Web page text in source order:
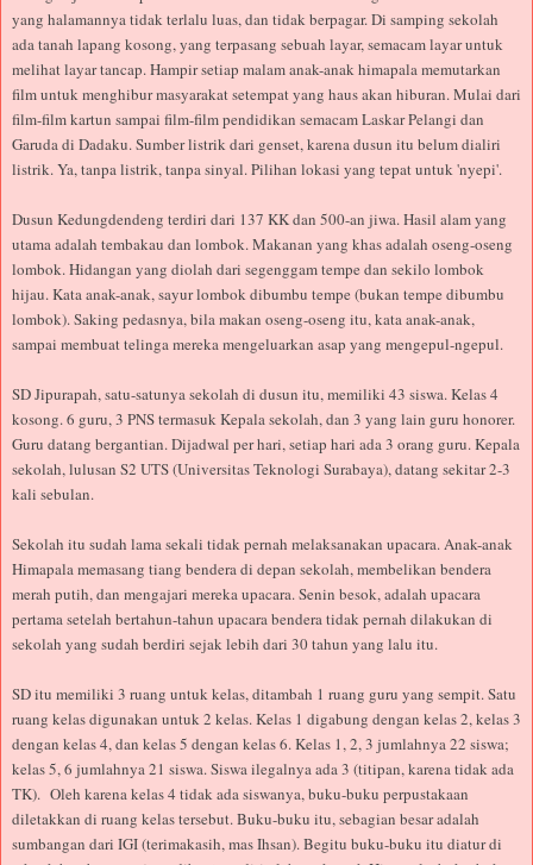
yang halamannya tidak terlalu luas, dan tidak berpagar. Di samping sekolah
ada tanah lapang kosong, yang terpasang sebuah layar, semacam layar untuk
melihat layar tancap. Hampir setiap malam anak-anak himapala memutarkan
film untuk menghibur masyarakat setempat yang haus akan hiburan. Mulai dari
film-film kartun sampai film-film pendidikan semacam Laskar Pelangi dan
Garuda di Dadaku. Sumber listrik dari genset, karena dusun itu belum dialiri
listrik. Ya, tanpa listrik, tanpa sinyal. Pilihan lokasi yang tepat untuk 'nyepi'.
Dusun Kedungdendeng terdiri dari 137 KK dan 500-an jiwa. Hasil alam yang
utama adalah tembakau dan lombok. Makanan yang khas adalah oseng-oseng
lombok. Hidangan yang diolah dari segenggam tempe dan sekilo lombok
hijau. Kata anak-anak, sayur lombok dibumbu tempe (bukan tempe dibumbu
lombok). Saking pedasnya, bila makan oseng-oseng itu, kata anak-anak,
sampai membuat telinga mereka mengeluarkan asap yang mengepul-ngepul.
SD Jipurapah, satu-satunya sekolah di dusun itu, memiliki 43 siswa. Kelas 4
kosong. 6 guru, 3 PNS termasuk Kepala sekolah, dan 3 yang lain guru honorer.
Guru datang bergantian. Dijadwal per hari, setiap hari ada 3 orang guru. Kepala
sekolah, lulusan S2 UTS (Universitas Teknologi Surabaya), datang sekitar 2-3
kali sebulan.
Sekolah itu sudah lama sekali tidak pernah melaksanakan upacara. Anak-anak
Himapala memasang tiang bendera di depan sekolah, membelikan bendera
merah putih, dan mengajari mereka upacara. Senin besok, adalah upacara
pertama setelah bertahun-tahun upacara bendera tidak pernah dilakukan di
sekolah yang sudah berdiri sejak lebih dari 30 tahun yang lalu itu.
SD itu memiliki 3 ruang untuk kelas, ditambah 1 ruang guru yang sempit. Satu
ruang kelas digunakan untuk 2 kelas. Kelas 1 digabung dengan kelas 2, kelas 3
dengan kelas 4, dan kelas 5 dengan kelas 6. Kelas 1, 2, 3 jumlahnya 22 siswa;
kelas 5, 6 jumlahnya 21 siswa. Siswa ilegalnya ada 3 (titipan, karena tidak ada
TK). Oleh karena kelas 4 tidak ada siswanya, buku-buku perpustakaan
diletakkan di ruang kelas tersebut. Buku-buku itu, sebagian besar adalah
sumbangan dari IGI (terimakasih, mas Ihsan). Begitu buku-buku itu diatur di